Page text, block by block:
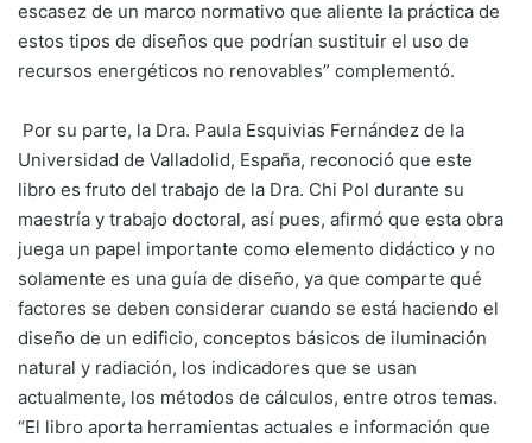
escasez de un marco normativo que aliente la práctica de
estos tipos de diseños que podrían sustituir el uso de
recursos energéticos no renovables” complementó.
Por su parte, la Dra. Paula Esquivias Fernández de la
Universidad de Valladolid, España, reconoció que este
libro es fruto del trabajo de la Dra. Chi Pol durante su
maestría y trabajo doctoral, así pues, afirmó que esta obra
juega un papel importante como elemento didáctico y no
solamente es una guía de diseño, ya que comparte qué
factores se deben considerar cuando se está haciendo el
diseño de un edificio, conceptos básicos de iluminación
natural y radiación, los indicadores que se usan
actualmente, los métodos de cálculos, entre otros temas.
“El libro aporta herramientas actuales e información que